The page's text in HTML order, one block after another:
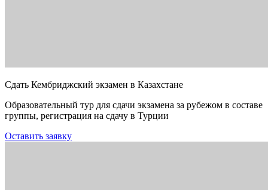
Сдать Кембриджский экзамен в Казахстане
Образовательный тур для сдачи экзамена за рубежом в составе
группы, регистрация на сдачу в Турции
Оставить заявку